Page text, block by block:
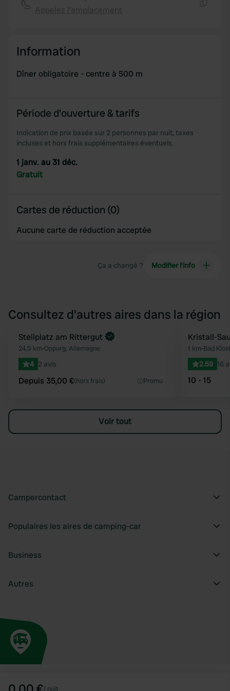
provided to them or that they’ve collected from your use
/ nuit
Information
Dîner obligatoire - centre à 500 m
Période d'ouverture & tarifs
Indication de prix basée sur 2 personnes par nuit, taxes
incluses et hors frais supplémentaires éventuels.
1 janv. au 31 déc.
Gratuit
Cartes de réduction (0)
Aucune carte de réduction acceptée
Ça a changé ? Modifier l’info
Consultez d'autres aires dans la région
Préféré
Reserve maintenant
Stellplatz am Rittergut
24,5 km•Oppurg, Allemagne
4 2 avis
Depuis 35,00 €(hors frais) Promu
Kristall-
1 km•Bad
2.59 16
10 - 15
Voir tout
Campercontact
Populaires les aires de camping-car
Business
Autres